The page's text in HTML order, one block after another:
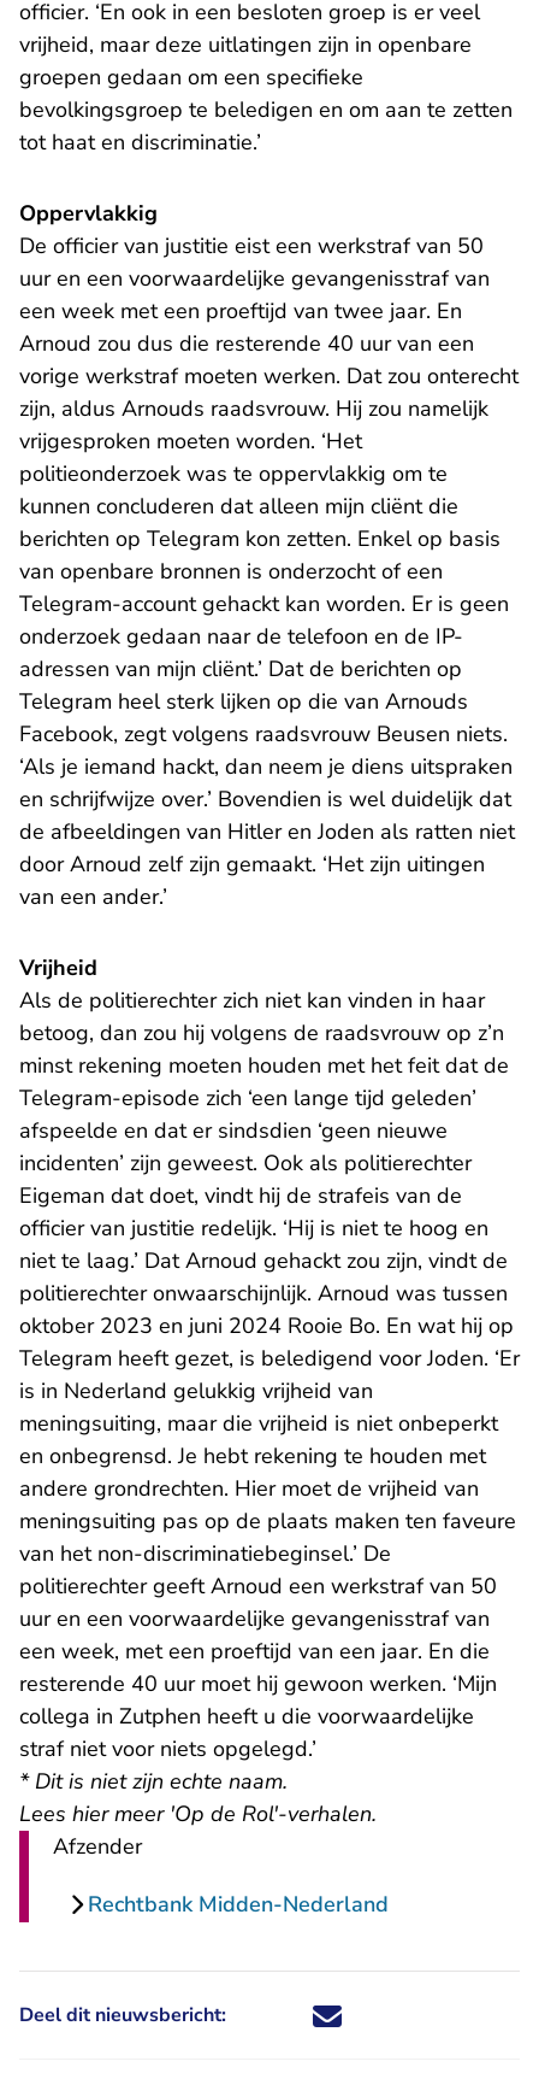
officier. ‘En ook in een besloten groep is er veel
vrijheid, maar deze uitlatingen zijn in openbare
groepen gedaan om een specifieke
bevolkingsgroep te beledigen en om aan te zetten
tot haat en discriminatie.’
Oppervlakkig
De officier van justitie eist een werkstraf van 50
uur en een voorwaardelijke gevangenisstraf van
een week met een proeftijd van twee jaar. En
Arnoud zou dus die resterende 40 uur van een
vorige werkstraf moeten werken. Dat zou onterecht
zijn, aldus Arnouds raadsvrouw. Hij zou namelijk
vrijgesproken moeten worden. ‘Het
politieonderzoek was te oppervlakkig om te
kunnen concluderen dat alleen mijn cliënt die
berichten op Telegram kon zetten. Enkel op basis
van openbare bronnen is onderzocht of een
Telegram-account gehackt kan worden. Er is geen
onderzoek gedaan naar de telefoon en de IP-
adressen van mijn cliënt.’ Dat de berichten op
Telegram heel sterk lijken op die van Arnouds
Facebook, zegt volgens raadsvrouw Beusen niets.
‘Als je iemand hackt, dan neem je diens uitspraken
en schrijfwijze over.’ Bovendien is wel duidelijk dat
de afbeeldingen van Hitler en Joden als ratten niet
door Arnoud zelf zijn gemaakt. ‘Het zijn uitingen
van een ander.’
Vrijheid
Als de politierechter zich niet kan vinden in haar
betoog, dan zou hij volgens de raadsvrouw op z’n
minst rekening moeten houden met het feit dat de
Telegram-episode zich ‘een lange tijd geleden’
afspeelde en dat er sindsdien ‘geen nieuwe
incidenten’ zijn geweest. Ook als politierechter
Eigeman dat doet, vindt hij de strafeis van de
officier van justitie redelijk. ‘Hij is niet te hoog en
niet te laag.’ Dat Arnoud gehackt zou zijn, vindt de
politierechter onwaarschijnlijk. Arnoud was tussen
oktober 2023 en juni 2024 Rooie Bo. En wat hij op
Telegram heeft gezet, is beledigend voor Joden. ‘Er
is in Nederland gelukkig vrijheid van
meningsuiting, maar die vrijheid is niet onbeperkt
en onbegrensd. Je hebt rekening te houden met
andere grondrechten. Hier moet de vrijheid van
meningsuiting pas op de plaats maken ten faveure
van het non-discriminatiebeginsel.’ De
politierechter geeft Arnoud een werkstraf van 50
uur en een voorwaardelijke gevangenisstraf van
een week, met een proeftijd van een jaar. En die
resterende 40 uur moet hij gewoon werken. ‘Mijn
collega in Zutphen heeft u die voorwaardelijke
straf niet voor niets opgelegd.’
* Dit is niet zijn echte naam.
Lees hier meer 'Op de Rol'-verhalen.
Afzender
Rechtbank Midden-Nederland
Deel dit nieuwsbericht: Deel dit nieuwsbericht via X -
Deel dit nieuwsbericht via
Deel dit nieuwsbericht
Deel dit